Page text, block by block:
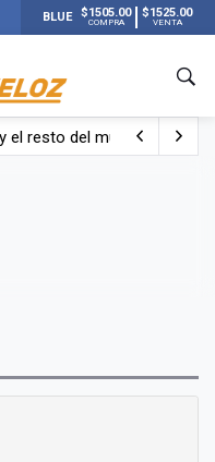
BLUE $1505.00
COMPRA
$1525.00
VENTA
el resto del mundo del